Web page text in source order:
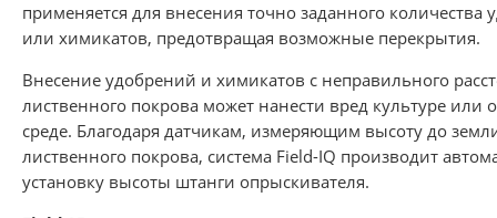
применяется для внесения точно заданного количества
или химикатов, предотвращая возможные перекрытия.
Внесение удобрений и химикатов с неправильного
лиственного покрова может нанести вред культуре или
среде. Благодаря датчикам, измеряющим высоту до
лиственного покрова, система Field-IQ производит
установку высоты штанги опрыскивателя.